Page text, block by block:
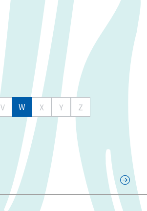
V W X Y Z